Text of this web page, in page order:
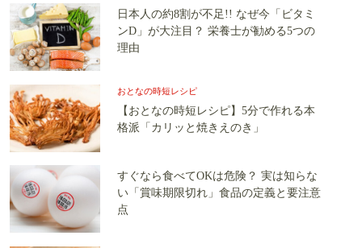
日本人の約8割が不足!! なぜ今「ビタミ
ンD」が大注目？ 栄養士が勧める5つの
理由
おとなの時短レシピ
【おとなの時短レシピ】5分で作れる本
格派「カリッと焼きえのき」
すぐなら食べてOKは危険？ 実は知らな
い「賞味期限切れ」食品の定義と要注意
点